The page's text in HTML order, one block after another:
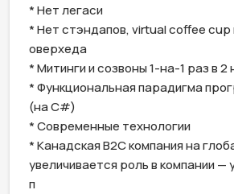
* Нет легаси
* Нет стэндапов, virtual coffee cup
оверхеда
* Митинги и созвоны 1-на-1 раз в 2
* Функциональная парадигма
(на C#)
* Современные технологии
* Канадская B2C компания на
увеличивается роль в компании —
п